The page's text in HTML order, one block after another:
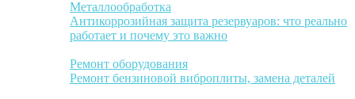
Металлообработка
Антикоррозийная защита резервуаров: что реально
работает и почему это важно
Ремонт оборудования
Ремонт бензиновой виброплиты, замена деталей